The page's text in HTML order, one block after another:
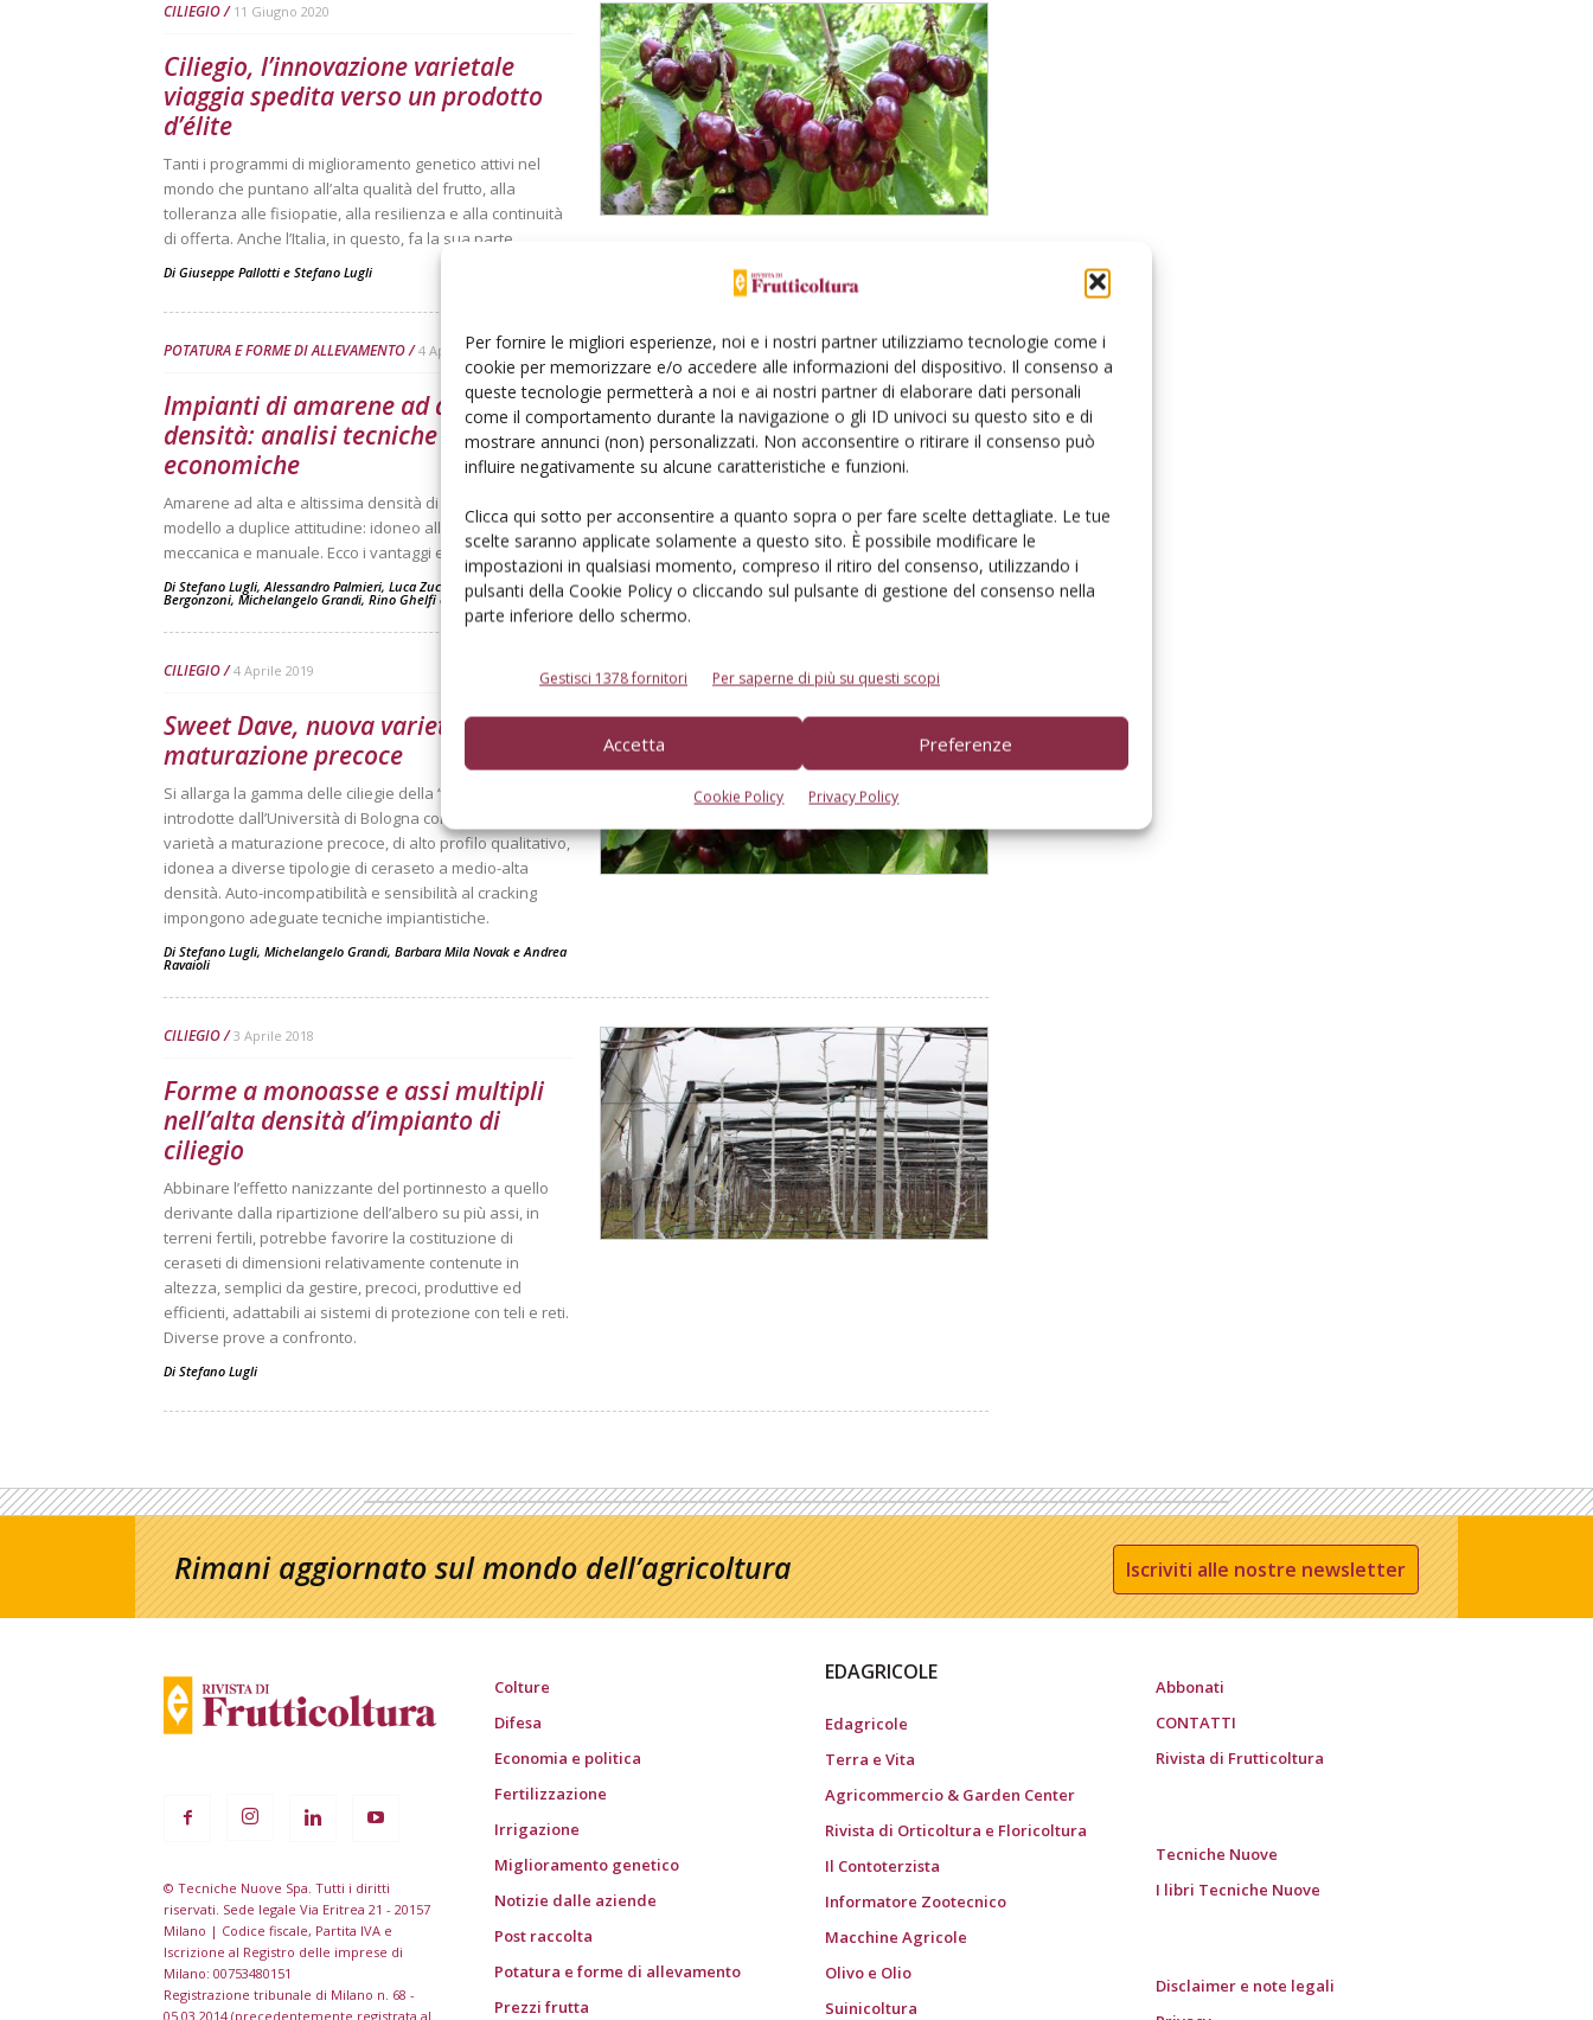
Per fornire le migliori esperienze, noi e i nostri partner utilizziamo tecnologie come i
cookie per memorizzare e/o accedere alle informazioni del dispositivo. Il consenso a
queste tecnologie permetterà a noi e ai nostri partner di elaborare dati personali
come il comportamento durante la navigazione o gli ID univoci su questo sito e di
mostrare annunci (non) personalizzati. Non acconsentire o ritirare il consenso può
influire negativamente su alcune caratteristiche e funzioni.
Clicca qui sotto per acconsentire a quanto sopra o per fare scelte dettagliate. Le tue
scelte saranno applicate solamente a questo sito. È possibile modificare le
impostazioni in qualsiasi momento, compreso il ritiro del consenso, utilizzando i
pulsanti della Cookie Policy o cliccando sul pulsante di gestione del consenso nella
parte inferiore dello schermo.
Gestisci 1378 fornitori Per saperne di più su questi scopi
Accetta Preferenze
Cookie Policy Privacy Policy
CILIEGIO 11 Giugno 2020
Ciliegio, l’innovazione varietale
viaggia spedita verso un prodotto
d’élite
Tanti i programmi di miglioramento genetico attivi nel
mondo che puntano all’alta qualità del frutto, alla
tolleranza alle fisiopatie, alla resilienza e alla continuità
di offerta. Anche l’Italia, in questo, fa la sua parte
Di Giuseppe Pallotti e Stefano Lugli
POTATURA E FORME DI ALLEVAMENTO 4 Aprile 2019
Impianti di amarene ad alta
densità: analisi tecniche ed
economiche
Amarene ad alta e altissima densità di impianto con un
modello a duplice attitudine: idoneo alla raccolta
meccanica e manuale. Ecco i vantaggi economici
Di Stefano Lugli,Alessandro Palmieri, Luca Zucchi ,Lorenzo
Bergonzoni, Michelangelo Grandi, Rino Ghelfi e Cesare Intrieri
CILIEGIO 4 Aprile 2019
Sweet Dave, nuova varietà a
maturazione precoce
Si allarga la gamma delle ciliegie della “serie Sweet”
introdotte dall’Università di Bologna con una nuova
varietà a maturazione precoce, di alto profilo qualitativo,
idonea a diverse tipologie di ceraseto a medio-alta
densità. Auto-incompatibilità e sensibilità al cracking
impongono adeguate tecniche impiantistiche.
Di Stefano Lugli, Michelangelo Grandi, Barbara Mila Novak eAndrea
Ravaioli
CILIEGIO 3 Aprile 2018
Forme a monoasse e assi multipli
nell’alta densità d’impianto di
ciliegio
Abbinare l’effetto nanizzante del portinnesto a quello
derivante dalla ripartizione dell’albero su più assi, in
terreni fertili, potrebbe favorire la costituzione di
ceraseti di dimensioni relativamente contenute in
altezza, semplici da gestire, precoci, produttive ed
efficienti, adattabili ai sistemi di protezione con teli e reti.
Diverse prove a confronto.
Di Stefano Lugli
Rimani aggiornato sul mondo dell’agricoltura Iscriviti alle nostre newsletter
© Tecniche Nuove Spa. Tutti i diritti
riservati. Sede legale Via Eritrea 21 - 20157
Milano | Codice fiscale, Partita IVA e
Iscrizione al Registro delle imprese di
Milano: 00753480151
Registrazione tribunale di Milano n. 68 -
05.03.2014 (precedentemente registrata al
Colture
Difesa
Economia e politica
Fertilizzazione
Irrigazione
Miglioramento genetico
Notizie dalle aziende
Post raccolta
Potatura e forme di allevamento
Prezzi frutta
EDAGRICOLE
Edagricole
Terra e Vita
Agricommercio & Garden Center
Rivista di Orticoltura e Floricoltura
Il Contoterzista
Informatore Zootecnico
Macchine Agricole
Olivo e Olio
Suinicoltura
Abbonati
CONTATTI
Rivista di Frutticoltura
Tecniche Nuove
I libri Tecniche Nuove
Disclaimer e note legali